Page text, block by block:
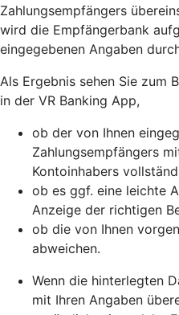
Zahlungsempfängers
wird die Empfängerbank
eingegebenen Angaben
Als Ergebnis sehen Sie zum
in der VR Banking App,
ob der von Ihnen
Zahlungsempfängers
Kontoinhabers
ob es ggf. eine leichte
Anzeige der richtigen
ob die von Ihnen
abweichen.
Wenn die hinterlegten
mit Ihren Angaben